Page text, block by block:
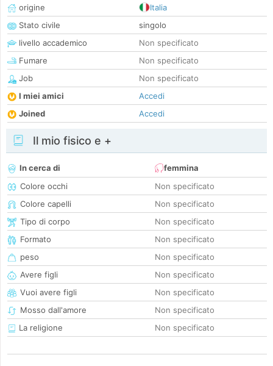
origine
Italia
Stato civile
singolo
livello accademico
Non specificato
Fumare
Non specificato
Job
Non specificato
I miei amici
Accedi
Joined
Accedi
Il mio fisico e +
In cerca di
femmina
Colore occhi
Non specificato
Colore capelli
Non specificato
Tipo di corpo
Non specificato
Formato
Non specificato
peso
Non specificato
Avere figli
Non specificato
Vuoi avere figli
Non specificato
Mosso dall'amore
Non specificato
La religione
Non specificato